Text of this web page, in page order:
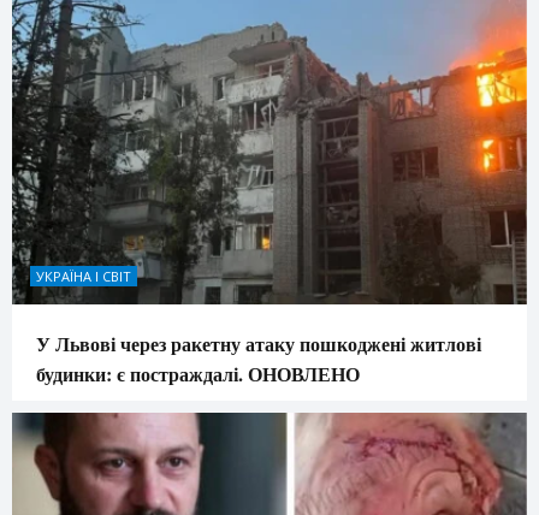
УКРАЇНА І СВІТ
У Львові через ракетну атаку пошкоджені житлові
будинки: є постраждалі. ОНОВЛЕНО